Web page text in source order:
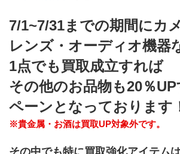
7/1~7/31までの期間にカ
レンズ・オーディオ機器
1点でも買取成立すれば
その他のお品物も20％
ペーンとなっております
※貴金属・お酒は買取UP対象外です。
その中でも特に買取強化アイテム